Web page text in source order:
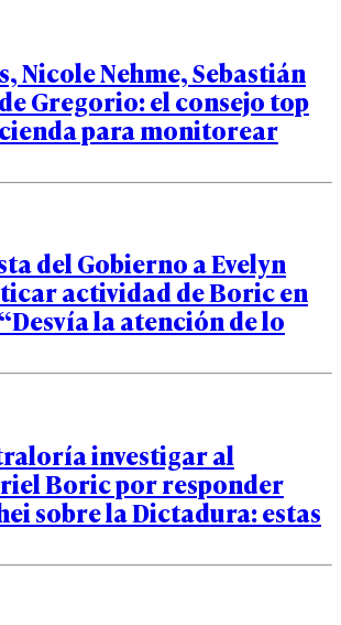
Nicole Nehme, Sebastián
Gregorio: el consejo top
para monitorear
del Gobierno a Evelyn
actividad de Boric en
la atención de lo
investigar al
Boric por responder
sobre la Dictadura: estas